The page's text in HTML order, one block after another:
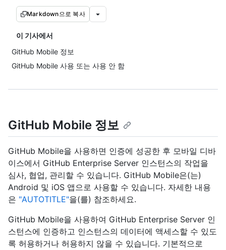
Markdown으로 복사
이 기사에서
GitHub Mobile 정보
GitHub Mobile 사용 또는 사용 안 함
GitHub Mobile 정보
GitHub Mobile을 사용하면 인증에 성공한 후 모바일 디바
이스에서 GitHub Enterprise Server 인스턴스의 작업을
심사, 협업, 관리할 수 있습니다. GitHub Mobile은(는)
Android 및 iOS 앱으로 사용할 수 있습니다. 자세한 내용
은 "AUTOTITLE"을(를) 참조하세요.
GitHub Mobile을 사용하여 GitHub Enterprise Server 인
스턴스에 인증하고 인스턴스의 데이터에 액세스할 수 있도
록 허용하거나 허용하지 않을 수 있습니다. 기본적으로